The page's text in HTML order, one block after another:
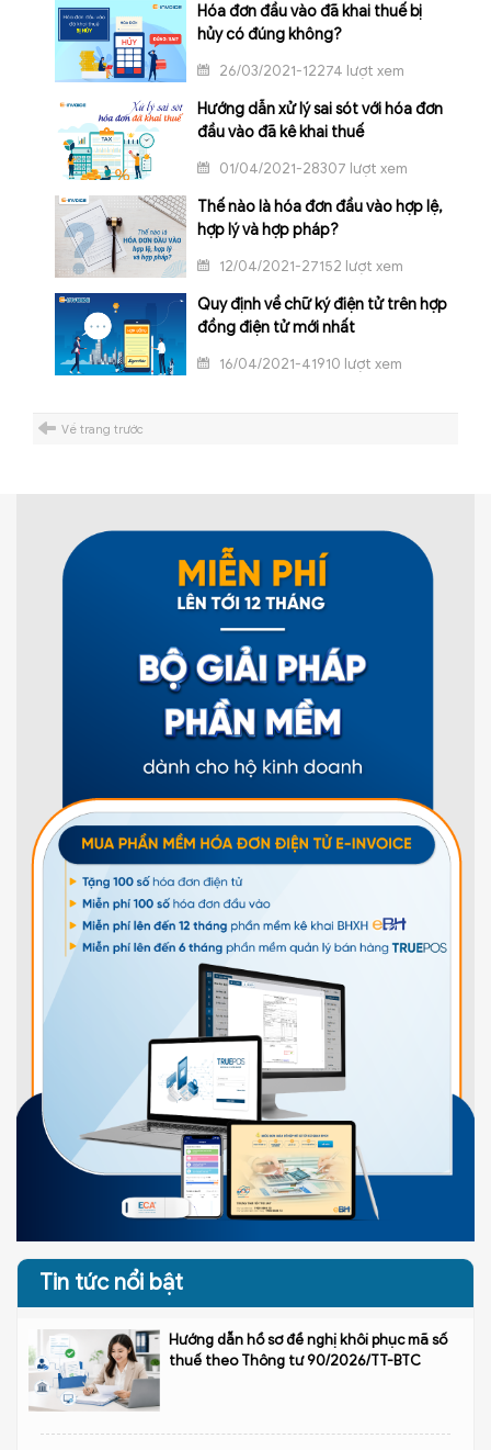
Hóa đơn đầu vào đã khai thuế bị
hủy có đúng không?
26/03/2021-12274 lượt xem
Hướng dẫn xử lý sai sót với hóa đơn
đầu vào đã kê khai thuế
01/04/2021-28307 lượt xem
Thế nào là hóa đơn đầu vào hợp lệ,
hợp lý và hợp pháp?
12/04/2021-27152 lượt xem
Quy định về chữ ký điện tử trên hợp
đồng điện tử mới nhất
16/04/2021-41910 lượt xem
Về trang trước
Tin tức nổi bật
Hướng dẫn hồ sơ đề nghị khôi phục mã số
thuế theo Thông tư 90/2026/TT-BTC